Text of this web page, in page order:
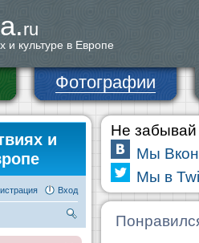
ru
и культуре в Европе
Фотографии
и
Вход
Не забывай
Мы
Мы в